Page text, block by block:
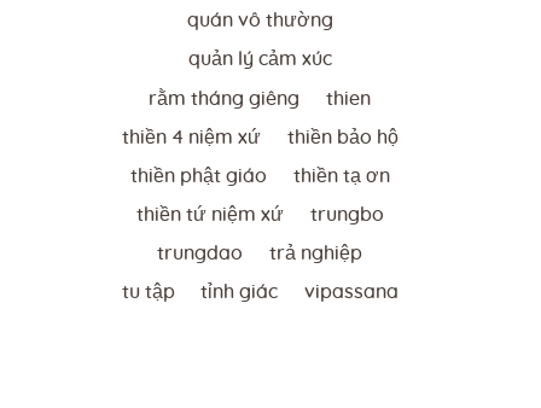
quán vô thường
quản lý cảm xúc
rằm tháng giêng thien
thiền 4 niệm xứ thiền bảo hộ
thiền phật giáo thiền tạ ơn
thiền tứ niệm xứ trungbo
trungdao trả nghiệp
tu tập tỉnh giác vipassana